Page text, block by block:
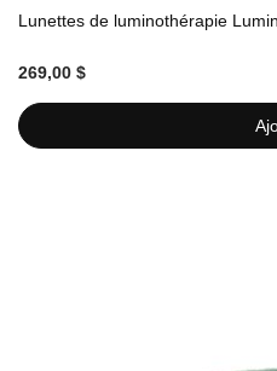
Lunettes de luminothérapie
269,00 $